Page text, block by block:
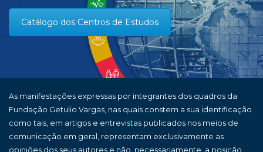
Catálogo dos Centros de Estudos
As manifestações expressas por integrantes dos quadros da
Fundação Getulio Vargas, nas quais constem a sua identificação
como tais, em artigos e entrevistas publicados nos meios de
comunicação em geral, representam exclusivamente as
opiniões dos seus autores e não, necessariamente, a posição